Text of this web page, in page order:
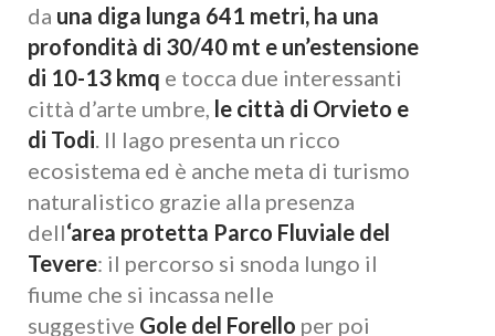
da una diga lunga 641 metri, ha una
profondità di 30/40 mt e un’estensione
di 10-13 kmq e tocca due interessanti
città d’arte umbre, le città di Orvieto e
di Todi . Il lago presenta un ricco
ecosistema ed è anche meta di turismo
naturalistico grazie alla presenza
dell‘area protetta Parco Fluviale del
Tevere: il percorso si snoda lungo il
fiume che si incassa nelle
suggestive Gole del Forello per poi